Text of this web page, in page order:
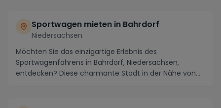
Sportwagen mieten in Bahrdorf
Niedersachsen
Möchten Sie das einzigartige Erlebnis des
Sportwagenfahrens in Bahrdorf, Niedersachsen,
entdecken? Diese charmante Stadt in der Nähe von